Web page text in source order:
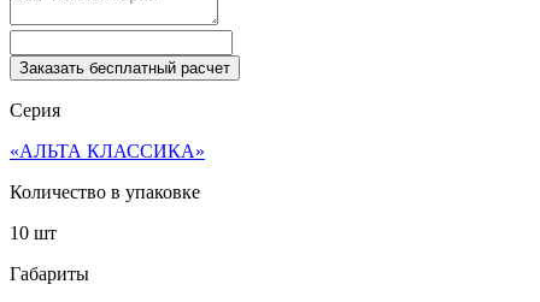
Заказать бесплатный расчет
Серия
«АЛЬТА КЛАССИКА»
Количество в упаковке
10 шт
Габариты